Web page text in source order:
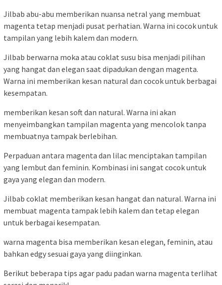
Jilbab abu-abu memberikan nuansa netral yang membuat
magenta tetap menjadi pusat perhatian. Warna ini cocok untuk
tampilan yang lebih kalem dan modern.
Jilbab berwarna moka atau coklat susu bisa menjadi pilihan
yang hangat dan elegan saat dipadukan dengan magenta.
Warna ini memberikan kesan natural dan cocok untuk berbagai
kesempatan.
memberikan kesan soft dan natural. Warna ini akan
menyeimbangkan tampilan magenta yang mencolok tanpa
membuatnya tampak berlebihan.
Perpaduan antara magenta dan lilac menciptakan tampilan
yang lembut dan feminin. Kombinasi ini sangat cocok untuk
gaya yang elegan dan modern.
Jilbab coklat memberikan kesan hangat dan natural. Warna ini
membuat magenta tampak lebih kalem dan tetap elegan
untuk berbagai kesempatan.
warna magenta bisa memberikan kesan elegan, feminin, atau
bahkan edgy sesuai gaya yang diinginkan.
Berikut beberapa tips agar padu padan warna magenta terlihat